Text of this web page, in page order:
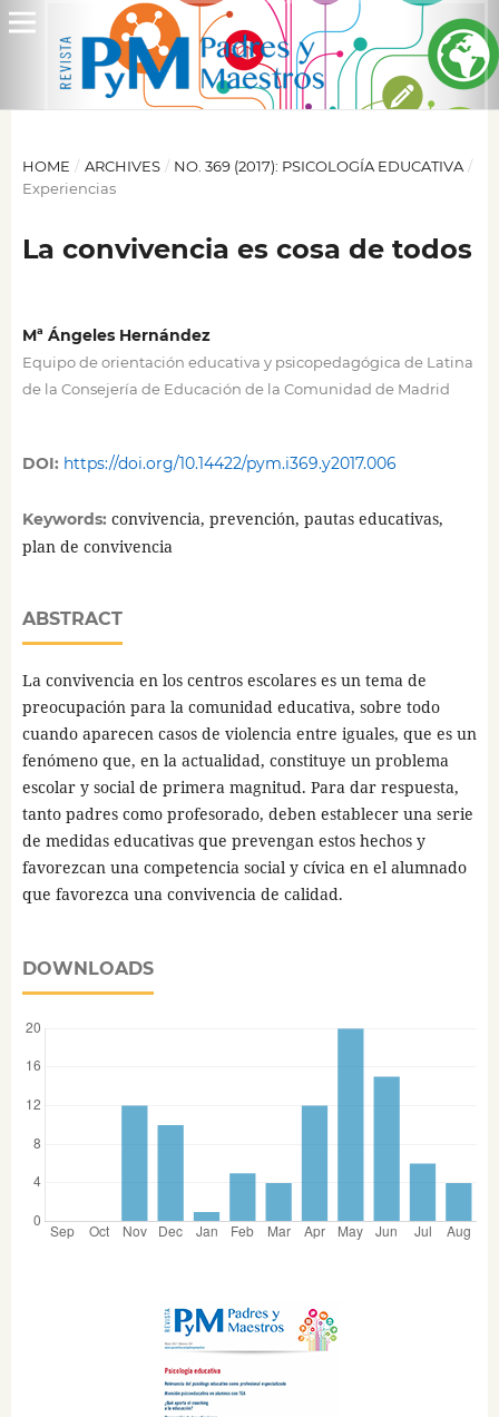
HOME / ARCHIVES / NO. 369 (2017): PSICOLOGÍA EDUCATIVA /
Experiencias
La convivencia es cosa de todos
Mª Ángeles Hernández
Equipo de orientación educativa y psicopedagógica de Latina
de la Consejería de Educación de la Comunidad de Madrid
DOI: https://doi.org/10.14422/pym.i369.y2017.006
Keywords: convivencia, prevención, pautas educativas,
plan de convivencia
ABSTRACT
La convivencia en los centros escolares es un tema de
preocupación para la comunidad educativa, sobre todo
cuando aparecen casos de violencia entre iguales, que es un
fenómeno que, en la actualidad, constituye un problema
escolar y social de primera magnitud. Para dar respuesta,
tanto padres como profesorado, deben establecer una serie
de medidas educativas que prevengan estos hechos y
favorezcan una competencia social y cívica en el alumnado
que favorezca una convivencia de calidad.
DOWNLOADS